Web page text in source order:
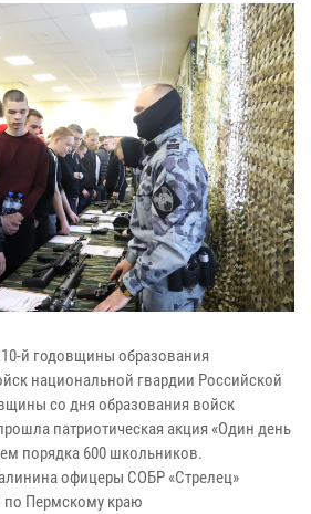
й годовщины образования
национальной гвардии Российской
со дня образования войск
патриотическая акция «Один день
порядка 600 школьников.
офицеры СОБР «Стрелец»
по Пермскому краю